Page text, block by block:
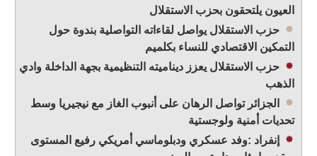
العيون يلتحقون بحزب الاستقلال
حزب الاستقلال يواصل لقاءاته التواصلية بندوة حول
التمكين الاقتصادي للنساء بكلميم
حزب الاستقلال يعزز ديناميته التنظيمية بجهة الداخلة وادي
الذهب
الجزائر تواصل الرهان على أنبوب الغاز مع نيجيريا وسط
تحديات أمنية ولوجستية
إنفراد :وفد عسكري ودبلوماسي أمريكي رفيع المستوى